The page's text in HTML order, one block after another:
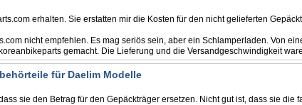
erhalten. Sie erstatten mir die Kosten für den nicht gelieferten
nicht empfehlen. Es mag seriös sein, aber ein Schlamperladen. Von
gemacht. Die Lieferung und die Versandgeschwindigkeit
für Daelim Modelle
sie den Betrag für den Gepäckträger ersetzen. Nicht gut ist, dass sie